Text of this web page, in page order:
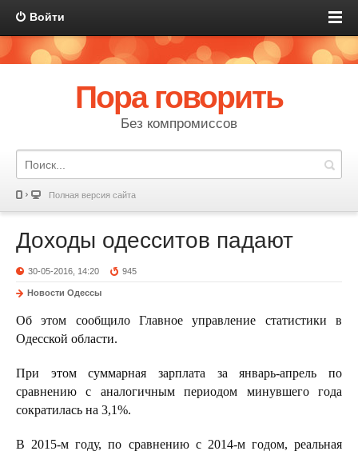
Войти
Пора говорить
Без компромиссов
Полная версия сайта
Доходы одесситов падают
30-05-2016, 14:20 945
Новости Одессы
Об этом сообщило Главное управление статистики в
Одесской области.
При этом суммарная зарплата за январь-апрель по
сравнению с аналогичным периодом минувшего года
сократилась на 3,1%.
В 2015-м году, по сравнению с 2014-м годом, реальная